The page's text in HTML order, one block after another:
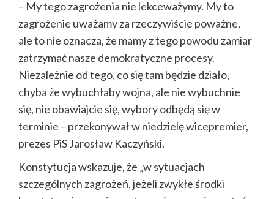
– My tego zagrożenia nie lekceważymy. My to
zagrożenie uważamy za rzeczywiście poważne,
ale to nie oznacza, że mamy z tego powodu zamiar
zatrzymać nasze demokratyczne procesy.
Niezależnie od tego, co się tam będzie działo,
chyba że wybuchłaby wojna, ale nie wybuchnie
się, nie obawiajcie się, wybory odbędą się w
terminie – przekonywał w niedzielę wicepremier,
prezes PiS Jarosław Kaczyński.
Konstytucja wskazuje, że „w sytuacjach
szczególnych zagrożeń, jeżeli zwykłe środki